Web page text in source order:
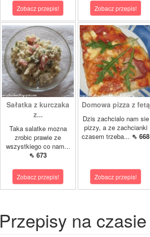
Zobacz przepis! Zobacz przepis!
Sałatka z kurczaka
z...
Taka salatke mozna
zrobic prawie ze
wszystkiego co nam...
⇖ 673
Zobacz przepis!
Domowa pizza z fetą
Dzis zachcialo nam sie
pizzy, a ze zachcianki
czasem trzeba... ⇖ 668
Zobacz przepis!
Przepisy na czasie